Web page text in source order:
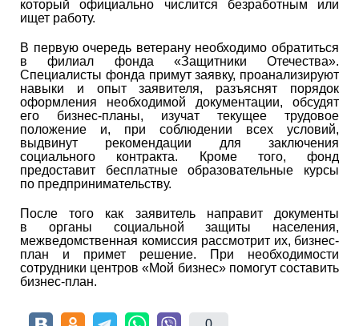
который официально числится безработным или
ищет работу.
В первую очередь ветерану необходимо обратиться
в филиал фонда «Защитники Отечества».
Специалисты фонда примут заявку, проанализируют
навыки и опыт заявителя, разъяснят порядок
оформления необходимой документации, обсудят
его бизнес-планы, изучат текущее трудовое
положение и, при соблюдении всех условий,
выдвинут рекомендации для заключения
социального контракта. Кроме того, фонд
предоставит бесплатные образовательные курсы
по предпринимательству.
После того как заявитель направит документы
в органы социальной защиты населения,
межведомственная комиссия рассмотрит их, бизнес-
план и примет решение. При необходимости
сотрудники центров «Мой бизнес» помогут составить
бизнес-план.